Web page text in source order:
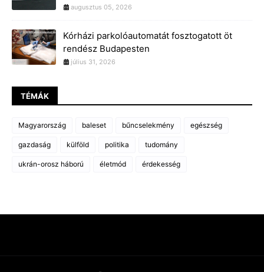
augusztus 05, 2026
Kórházi parkolóautomatát fosztogatott öt
rendész Budapesten
július 31, 2026
TÉMÁK
Magyarország baleset bűncselekmény egészség
gazdaság külföld politika tudomány
ukrán-orosz háború életmód érdekesség